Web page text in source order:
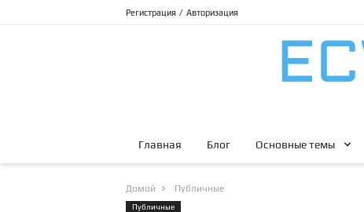
Регистрация / Авторизация
Главная Блог Основные темы
Домой Публичные
Публичные